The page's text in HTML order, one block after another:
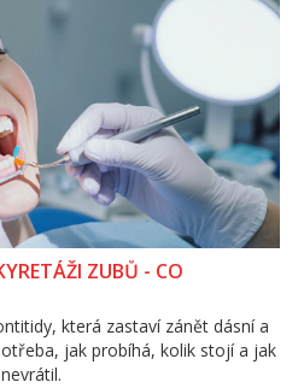
ZUBŮ - CO
která zastaví zánět dásní a
jak probíhá, kolik stojí a jak